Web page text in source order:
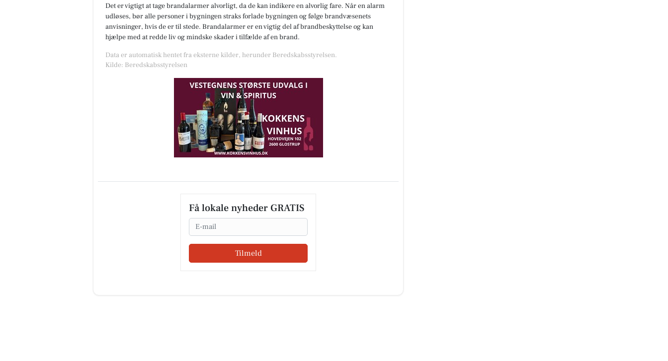
Det er vigtigt at tage brandalarmer alvorligt, da de kan indikere en alvorlig fare. Når en alarm
udløses, bør alle personer i bygningen straks forlade bygningen og følge brandvæsenets
anvisninger, hvis de er til stede. Brandalarmer er en vigtig del af brandbeskyttelse og kan
hjælpe med at redde liv og mindske skader i tilfælde af en brand.
Data er automatisk hentet fra eksterne kilder, herunder Beredskabsstyrelsen.
Kilde: Beredskabsstyrelsen
Få lokale nyheder GRATIS
Email
Tilmeld